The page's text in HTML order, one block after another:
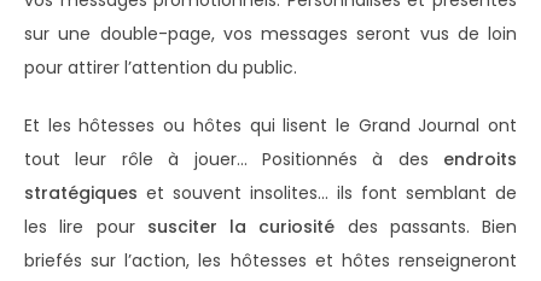
sur une double-page, vos messages seront vus de loin
pour attirer l’attention du public.
Et les hôtesses ou hôtes qui lisent le Grand Journal ont
tout leur rôle à jouer… Positionnés à des endroits
stratégiques et souvent insolites… ils font semblant de
les lire pour susciter la curiosité des passants. Bien
briefés sur l’action, les hôtesses et hôtes renseigneront